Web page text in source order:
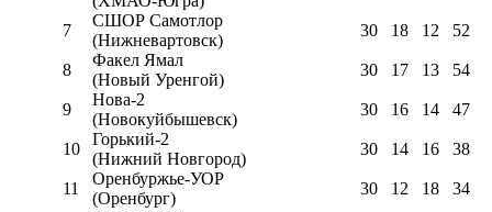
7
СШОР Самотлор
(Нижневартовск)
30 18 12 52
8
Факел Ямал
(Новый Уренгой)
30 17 13 54
9
Нова-2
(Новокуйбышевск)
30 16 14 47
10
Горький-2
(Нижний Новгород)
30 14 16 38
11
Оренбуржье-УОР
(Оренбург)
30 12 18 34